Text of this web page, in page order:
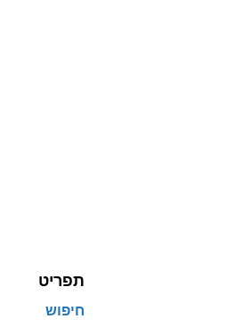
תפריט
חיפוש